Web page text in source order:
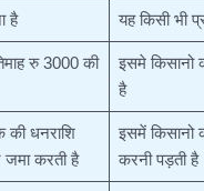
है यह किसी भी
रु 3000 की
इसमे किसानो
है
की धनराशि
करती है
इसमें किसानो
करनी पड़ती है